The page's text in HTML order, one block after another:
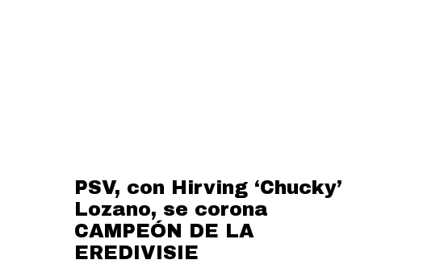
PSV, con Hirving ‘Chucky’
Lozano, se corona
CAMPEÓN DE LA
EREDIVISIE